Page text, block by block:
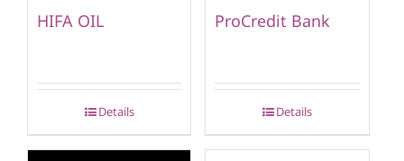
HIFA OIL
Details
ProCredit Bank
Details